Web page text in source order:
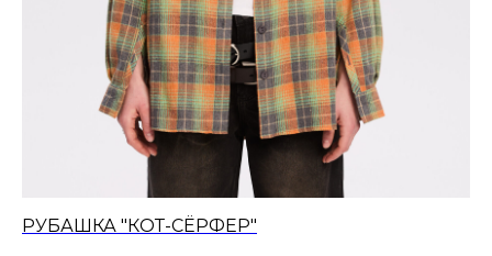
РУБАШКА "КОТ-СЁРФЕР"